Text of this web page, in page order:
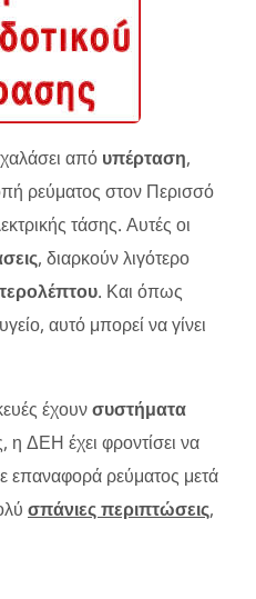
από υπέρταση,
ρεύματος στον Περισσό
τάσης. Αυτές οι
, διαρκούν λιγότερο
. Και όπως
αυτό μπορεί να γίνει
έχουνσυστήματα
η ΔΕΗ έχει φροντίσει να
επαναφορά ρεύματος μετά
σπάνιες περιπτώσεις,